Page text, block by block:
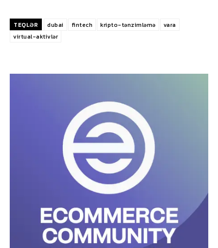
TEQLƏR dubai fintech kripto-tənzimləmə
vara
virtual-aktivlər